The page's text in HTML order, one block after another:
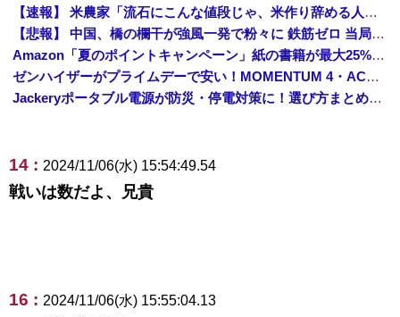
【速報】 米農家「流石にこんな値段じゃ、米作り辞める人、出るんじゃないかなあ？？」
【悲報】 中国、橋の欄干が強風一発で粉々に 鉄筋ゼロ 当局「接着剤でくっつけただけ」「正常で、品質問題はない」
Amazon「夏のポイントキャンペーン」紙の書籍が最大25%ポイント還元 対象と条件を整理（2026年7月）
ゼンハイザーがプライムデーで安い！MOMENTUM 4・ACCENTUMなど対象モデルまとめ！
Jackeryポータブル電源が防災・停電対策に！選び方まとめ【プライムデー最終日】
14 : 2024/11/06(水) 15:54:49.54
戦いは数だよ、兄貴
16 : 2024/11/06(水) 15:55:04.13